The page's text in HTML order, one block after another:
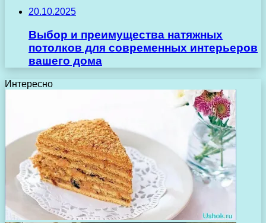
20.10.2025
Выбор и преимущества натяжных
потолков для современных интерьеров
вашего дома
Интересно